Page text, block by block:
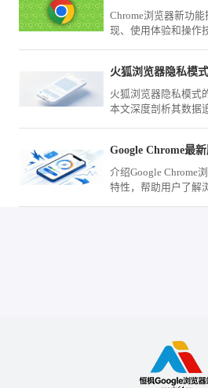
Chrome浏览器新功
现、使用体验和操作
火狐浏览器隐私模
火狐浏览器隐私模式
本文深度剖析其数据
Google Chrome最
介绍Google Chrome
特性，帮助用户了解